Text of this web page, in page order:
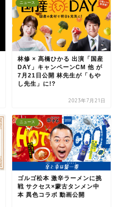
ニュース
林修 × 髙橋ひかる 出演「国産
DAY」キャンペーンCM 他 が
7月21日公開 林先生が「もや
し先生」に!?
2023年7月21日
ニュース
ゴルゴ松本 激辛ラーメンに挑
戦 サクセス×蒙古タンメン中
本 異色コラボ 動画公開